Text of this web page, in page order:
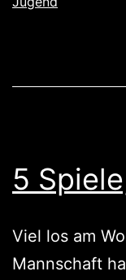
5
Viel los am
Mannschaft